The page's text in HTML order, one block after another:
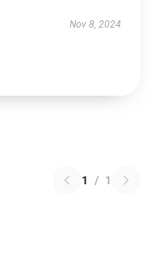
Nov 8, 2024
1 / 1